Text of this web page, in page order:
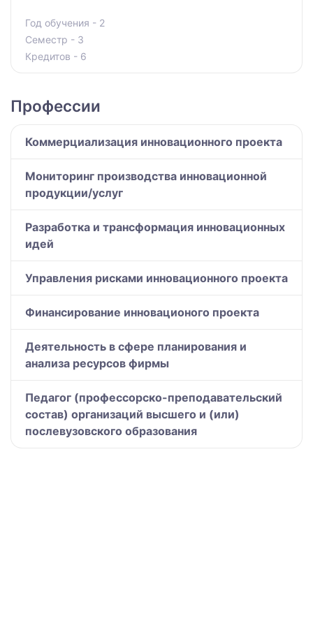
Год обучения - 2
Семестр - 3
Кредитов - 6
Профессии
Коммерциализация инновационного проекта
Мониторинг производства инновационной
продукции/услуг
Разработка и трансформация инновационных
идей
Управления рисками инновационного проекта
Финансирование инновационого проекта
Деятельность в сфере планирования и
анализа ресурсов фирмы
Педагог (профессорско-преподавательский
состав) организаций высшего и (или)
послевузовского образования